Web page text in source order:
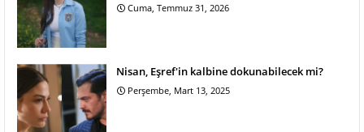
Cuma, Temmuz 31, 2026
Nisan, Eşref'in kalbine dokunabilecek mi?
Perşembe, Mart 13, 2025